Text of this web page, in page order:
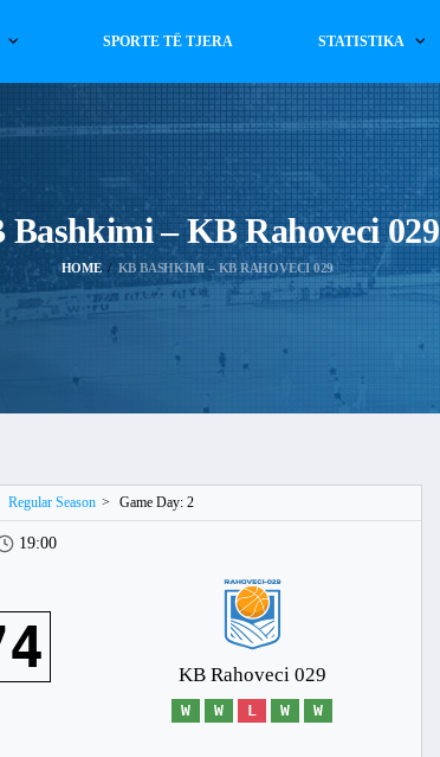
SPORTE TË TJERA STATISTIKA
Bashkimi – KB Rahoveci 029
HOME KB BASHKIMI – KB RAHOVECI 029
Regular Season > Game Day: 2
19:00
KB Rahoveci 029
W W L W W